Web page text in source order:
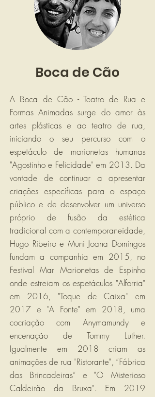
Boca de Cão
A Boca de Cão - Teatro de Rua e
Formas Animadas surge do amor às
artes plásticas e ao teatro de rua,
iniciando o seu percurso com o
espetáculo de marionetas humanas
"Agostinho e Felicidade" em 2013. Da
vontade de continuar a apresentar
criações específicas para o espaço
público e de desenvolver um universo
próprio de fusão da estética
tradicional com a contemporaneidade,
Hugo Ribeiro e Muni Joana Domingos
fundam a companhia em 2015, no
Festival Mar Marionetas de Espinho
onde estreiam os espetáculos "Alforria"
em 2016, "Toque de Caixa" em
2017 e "A Fonte" em 2018, uma
cocriação com Anymamundy e
encenação de Tommy Luther.
Igualmente em 2018 criam as
animações de rua "Ristorante", “Fábrica
das Brincadeiras” e "O Misterioso
Caldeirão da Bruxa". Em 2019